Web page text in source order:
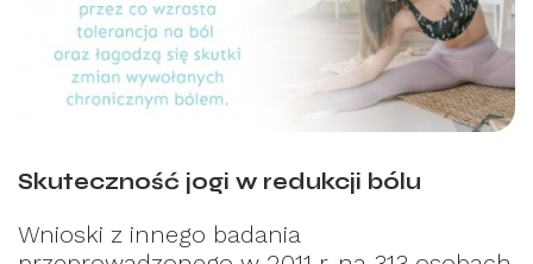
Skuteczność jogi w redukcji bólu
Wnioski z innego badania